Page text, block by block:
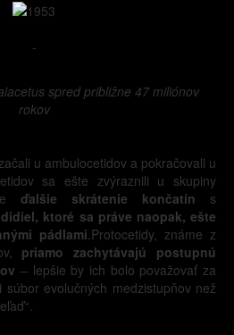
-
spred približne 47 miliónov
rokov
u ambulocetidov a pokračovali u
sa ešte zvýraznili u skupiny
ďalšie skrátenie končatín s
ktoré sa práve naopak, ešte
pádlami .Protocetidy, známe z
priamo zachytávajú postupnú
– lepšie by ich bolo považovať za
evolučných medzistupňov než